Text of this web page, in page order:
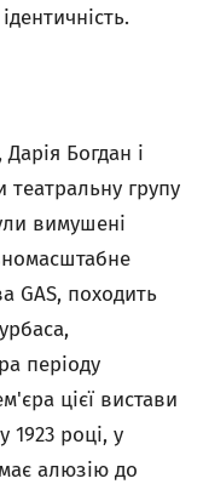
Богдан і
групу
вимушені
GAS, походить
періоду
цієї вистави
1923 році, у
алюзію до